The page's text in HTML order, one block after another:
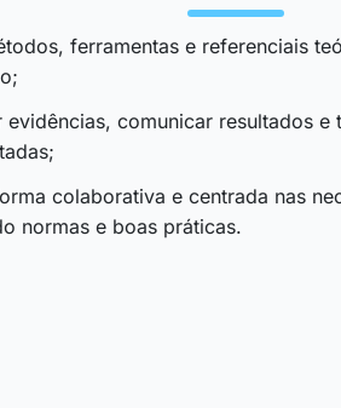
ferramentas e referenciais
evidências, comunicar resultados e
colaborativa e centrada nas
normas e boas práticas.